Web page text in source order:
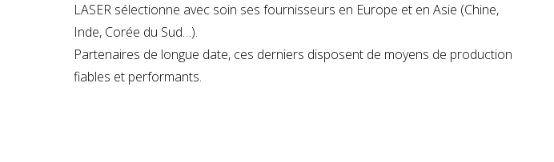
LASER sélectionne avec soin ses fournisseurs en Europe et en Asie (Chine,
Inde, Corée du Sud…).
Partenaires de longue date, ces derniers disposent de moyens de production
fiables et performants.